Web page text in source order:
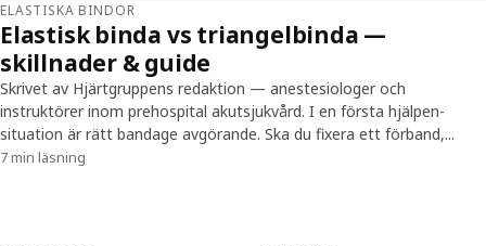
ELASTISKA BINDOR
Elastisk binda vs triangelbinda —
skillnader & guide
Skrivet av Hjärtgruppens redaktion — anestesiologer och
instruktörer inom prehospital akutsjukvård. I en första hjälpen-
situation är rätt bandage avgörande. Ska du fixera ett förband,...
7 min läsning